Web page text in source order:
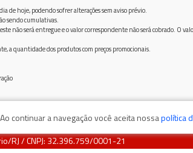
de hoje, podendo sofrer alterações sem aviso prévio.
sendo cumulativas.
não será entregue e o valor correspondente não será cobrado. O
a quantidade dos produtos com preços promocionais.
RJ / CNPJ: 32.396.759/0001-21
continuar a navegação você aceita nossapolítica